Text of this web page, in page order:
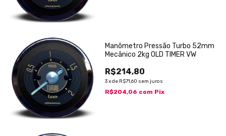
Manômetro Pressão Turbo 52mm
Mecânico 2kg OLD TIMER VW
R$214,80
3xde R$71,60 sem juros
R$204,06 com Pix